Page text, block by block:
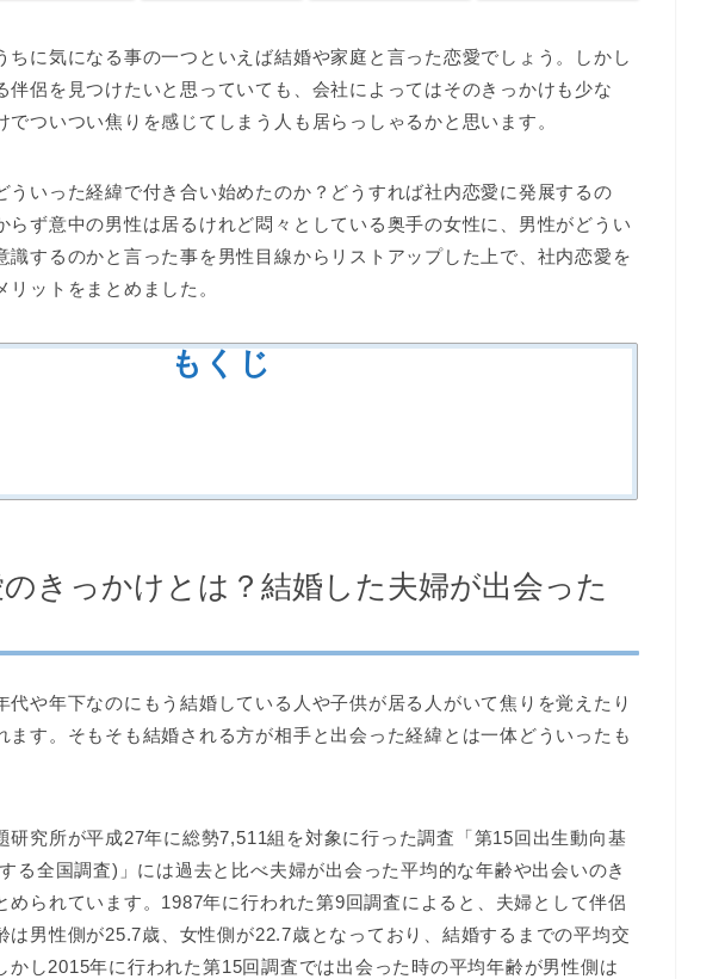
ちに気になる事の一つといえば結婚や家庭と言った恋愛でしょう。しかし
伴侶を見つけたいと思っていても、会社によってはそのきっかけも少な
でついつい焦りを感じてしまう人も居らっしゃるかと思います。
ういった経緯で付き合い始めたのか？どうすれば社内恋愛に発展するの
らず意中の男性は居るけれど悶々としている奥手の女性に、男性がどうい
識するのかと言った事を男性目線からリストアップした上で、社内恋愛を
リットをまとめました。
もくじ
きっかけとは？結婚した夫婦が出会った
代や年下なのにもう結婚している人や子供が居る人がいて焦りを覚えたり
ます。そもそも結婚される方が相手と出会った経緯とは一体どういったも
研究所が平成27年に総勢7,511組を対象に行った調査「第15回出生動向基
る全国調査)」には過去と比べ夫婦が出会った平均的な年齢や出会いのき
められています。1987年に行われた第9回調査によると、夫婦として伴侶
は男性側が25.7歳、女性側が22.7歳となっており、結婚するまでの平均交
かし2015年に行われた第15回調査では出会った時の平均年齢が男性側は